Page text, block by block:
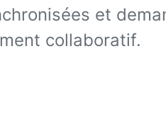
et
collaboratif.